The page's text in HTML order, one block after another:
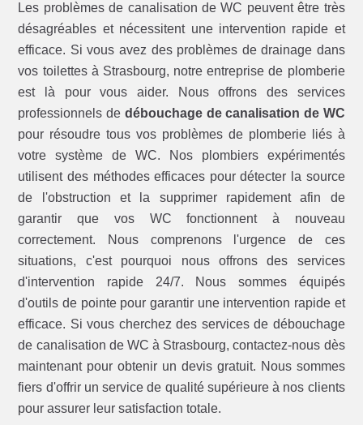
Les problèmes de canalisation de WC peuvent être très
désagréables et nécessitent une intervention rapide et
efficace. Si vous avez des problèmes de drainage dans
vos toilettes à Strasbourg, notre entreprise de plomberie
est là pour vous aider. Nous offrons des services
professionnels de débouchage de canalisation de WC
pour résoudre tous vos problèmes de plomberie liés à
votre système de WC. Nos plombiers expérimentés
utilisent des méthodes efficaces pour détecter la source
de l'obstruction et la supprimer rapidement afin de
garantir que vos WC fonctionnent à nouveau
correctement. Nous comprenons l'urgence de ces
situations, c'est pourquoi nous offrons des services
d'intervention rapide 24/7. Nous sommes équipés
d'outils de pointe pour garantir une intervention rapide et
efficace. Si vous cherchez des services de débouchage
de canalisation de WC à Strasbourg, contactez-nous dès
maintenant pour obtenir un devis gratuit. Nous sommes
fiers d'offrir un service de qualité supérieure à nos clients
pour assurer leur satisfaction totale.